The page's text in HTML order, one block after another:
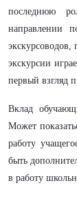
последнюю
направлении
экскурсоводов,
экскурсии
первый взгляд
Вклад
Может
работу
быть
в работу